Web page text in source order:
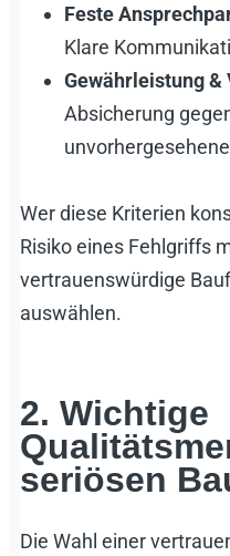
Feste
Klare
Gewährleistung
Absicherung
Wer diese Kriterien
Risiko eines Fehlgriffs
vertrauenswürdige
auswählen.
2. Wichtige
seriösen
Die Wahl einer